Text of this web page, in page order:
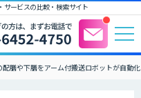
サービスの比較・検索サイト
配膳や下膳をアーム付搬送ロボットが自動